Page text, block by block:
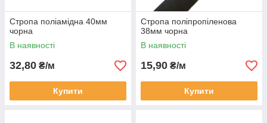
Стропа поліамідна 40мм
чорна
В наявності
32,80 ₴/м
Купити
Стропа поліпропіленова
38мм чорна
В наявності
15,90 ₴/м
Купити